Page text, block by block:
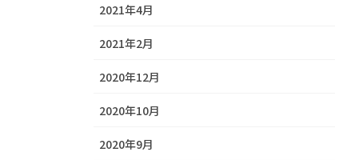
2021年4月
2021年2月
2020年12月
2020年10月
2020年9月